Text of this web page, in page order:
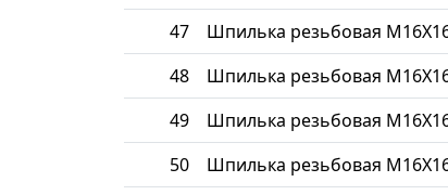
47 Шпилька резьбовая
48 Шпилька резьбовая
49 Шпилька резьбовая
50 Шпилька резьбовая